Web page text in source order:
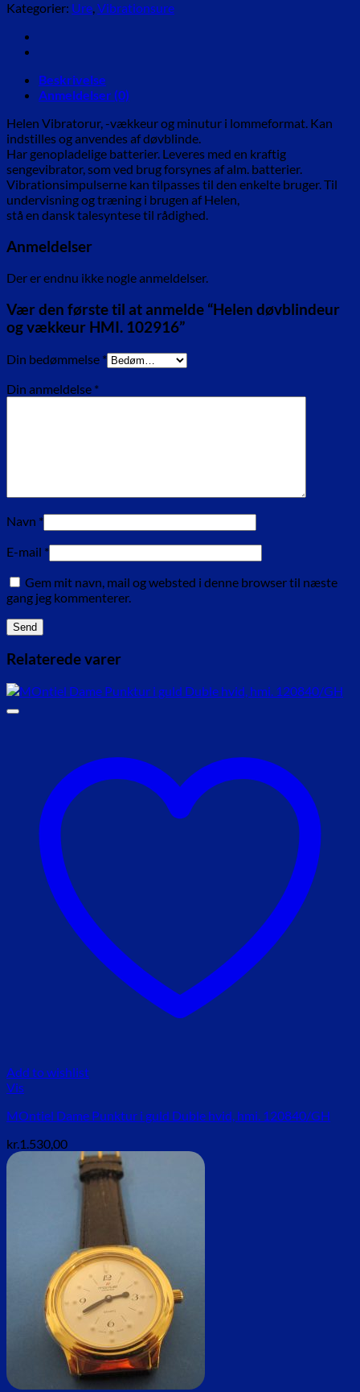
vækkeur
HMI.
102916
Kategorier: Ure,Vibrationsure
Beskrivelse
Anmeldelser (0)
Helen Vibratorur, -vækkeur og minutur i lommeformat. Kan
indstilles og anvendes af døvblinde.
Har genopladelige batterier. Leveres med en kraftig
sengevibrator, som ved brug forsynes af alm. batterier.
Vibrationsimpulserne kan tilpasses til den enkelte bruger. Til
undervisning og træning i brugen af Helen,
stå en dansk talesyntese til rådighed.
Anmeldelser
Der er endnu ikke nogle anmeldelser.
Vær den første til at anmelde “Helen døvblindeur
og vækkeur HMI. 102916”
Din bedømmelse *
Din anmeldelse *
Navn *
E-mail *
Gem mit navn, mail og websted i denne browser til næste
gang jeg kommenterer.
Relaterede varer
Add to wishlist
Vis
MOntiel Dame Punktur i guld Duble hvid, hmi. 120840/GH
kr.1.530,00